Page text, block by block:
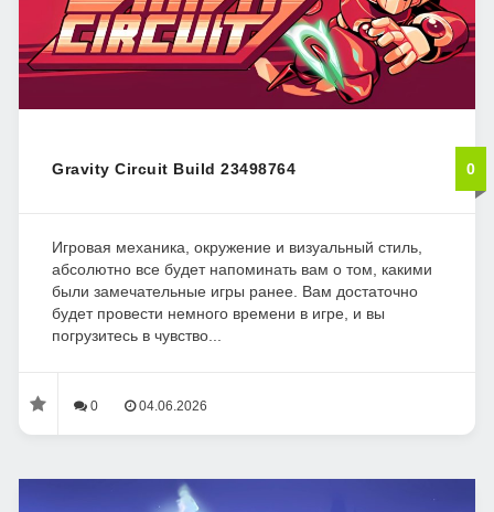
Gravity Circuit Build 23498764 0
Игровая механика, окружение и визуальный стиль,
абсолютно все будет напоминать вам о том, какими
были замечательные игры ранее. Вам достаточно
будет провести немного времени в игре, и вы
погрузитесь в чувство...
0 04.06.2026